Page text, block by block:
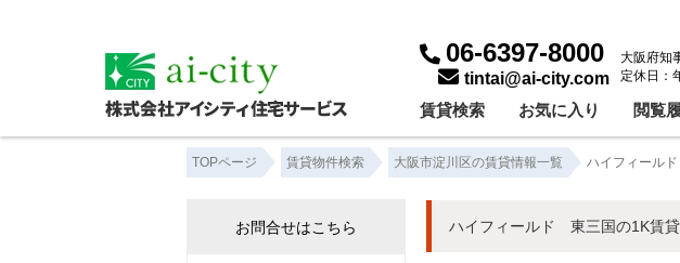
06-6397-8000
tintai@ai-city.com
大阪府知
定休日：
賃貸検索 お気に入り 閲覧
TOPページ 賃貸物件検索 大阪市淀川区の賃貸情報一覧 ハイフィール
ハイフィールド 東三国の1K賃
お問合せはこちら